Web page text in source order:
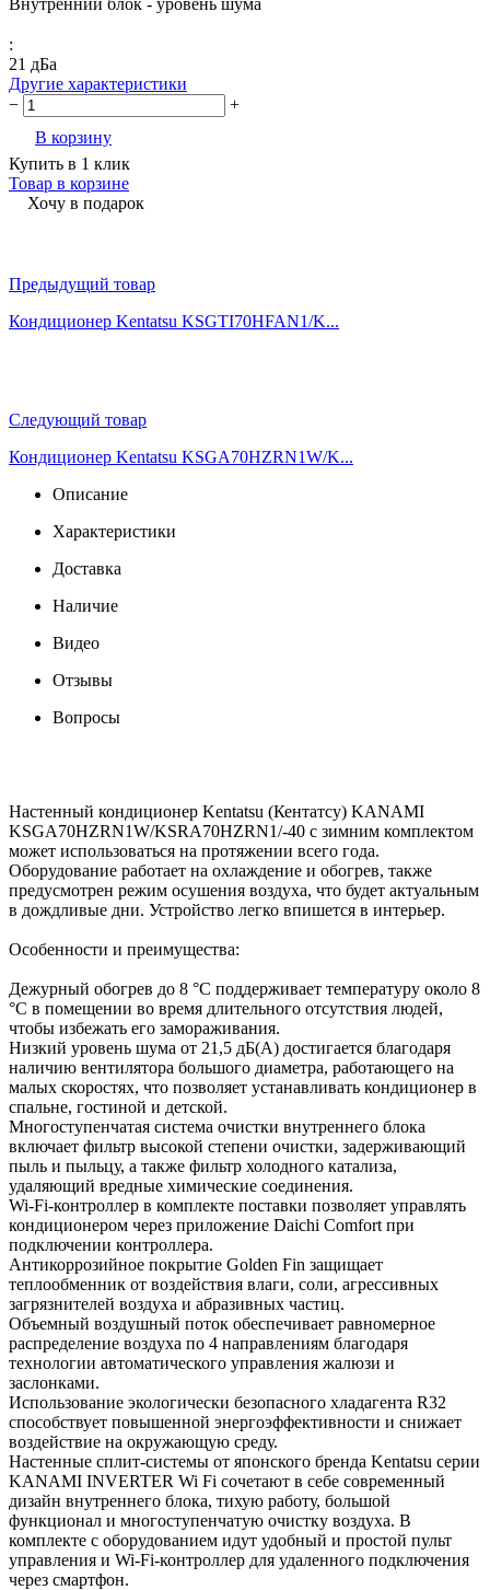
Внутренний блок - уровень шума
:
21 дБа
Другие характеристики
−
+
В корзину
Купить в 1 клик
Товар в корзине
Хочу в подарок
Предыдущий товар
Кондиционер Kentatsu KSGTI70HFAN1/K...
Следующий товар
Кондиционер Kentatsu KSGA70HZRN1W/K...
Описание
Характеристики
Доставка
Наличие
Видео
Отзывы
Вопросы
Настенный кондиционер Kentatsu (Кентатсу) KANAMI
KSGA70HZRN1W/KSRA70HZRN1/-40 с зимним комплектом
может использоваться на протяжении всего года.
Оборудование работает на охлаждение и обогрев, также
предусмотрен режим осушения воздуха, что будет актуальным
в дождливые дни. Устройство легко впишется в интерьер.
Особенности и преимущества:
Дежурный обогрев до 8 °C поддерживает температуру около 8
°C в помещении во время длительного отсутствия людей,
чтобы избежать его замораживания.
Низкий уровень шума от 21,5 дБ(А) достигается благодаря
наличию вентилятора большого диаметра, работающего на
малых скоростях, что позволяет устанавливать кондиционер в
спальне, гостиной и детской.
Многоступенчатая система очистки внутреннего блока
включает фильтр высокой степени очистки, задерживающий
пыль и пыльцу, а также фильтр холодного катализа,
удаляющий вредные химические соединения.
Wi-Fi-контроллер в комплекте поставки позволяет управлять
кондиционером через приложение Daichi Comfort при
подключении контроллера.
Антикоррозийное покрытие Golden Fin защищает
теплообменник от воздействия влаги, соли, агрессивных
загрязнителей воздуха и абразивных частиц.
Объемный воздушный поток обеспечивает равномерное
распределение воздуха по 4 направлениям благодаря
технологии автоматического управления жалюзи и
заслонками.
Использование экологически безопасного хладагента R32
способствует повышенной энергоэффективности и снижает
воздействие на окружающую среду.
Настенные сплит-системы от японского бренда Kentatsu серии
KANAMI INVERTER Wi Fi сочетают в себе современный
дизайн внутреннего блока, тихую работу, большой
функционал и многоступенчатую очистку воздуха. В
комплекте с оборудованием идут удобный и простой пульт
управления и Wi-Fi-контроллер для удаленного подключения
через смартфон.